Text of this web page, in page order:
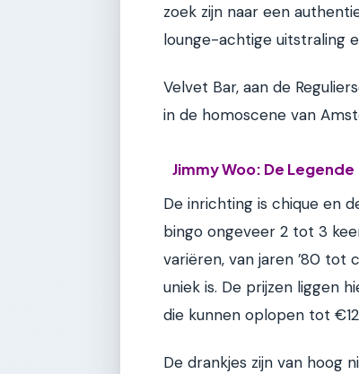
zoek zijn naar een
lounge-achtige uitstraling
Velvet Bar, aan de
in de homoscene van
Jimmy Woo: De Legende
De inrichting is chique en
bingo ongeveer 2 tot 3
variëren, van jaren ’80 tot
uniek is. De prijzen liggen
die kunnen oplopen tot
De drankjes zijn van hoog